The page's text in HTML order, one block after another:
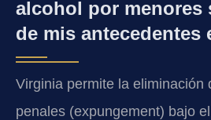
alcohol por menores
de mis antecedentes
Virginia permite la eliminación
penales (expungement) bajo